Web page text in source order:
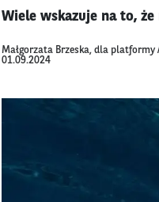
Wiele wskazuje na to,
Małgorzata Brzeska, dla platformy
01.09.2024